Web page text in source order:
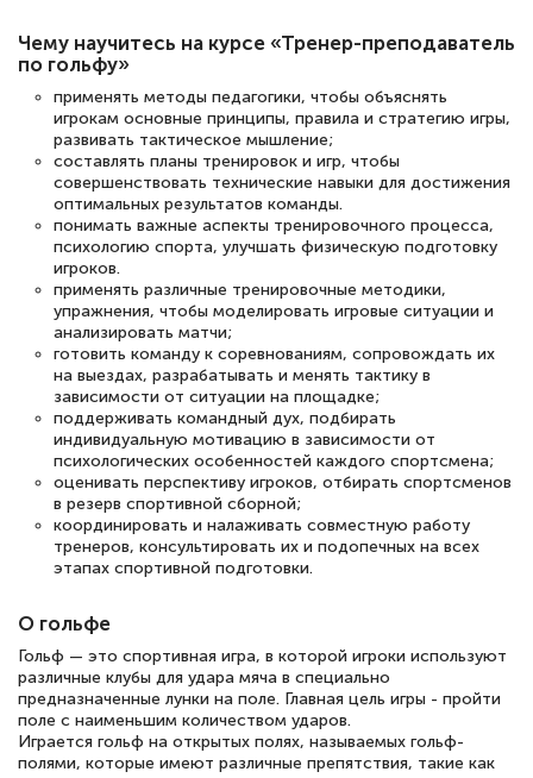
прохождения курса, удобная система
аттестации, проблем не возникло ни на
каком этапе…
Чему научитесь на курсе «Тренер-преподаватель
по гольфу»
применять методы педагогики, чтобы объяснять
игрокам основные принципы, правила и стратегию игры,
развивать тактическое мышление;
составлять планы тренировок и игр, чтобы
совершенствовать технические навыки для достижения
оптимальных результатов команды.
понимать важные аспекты тренировочного процесса,
психологию спорта, улучшать физическую подготовку
игроков.
применять различные тренировочные методики,
упражнения, чтобы моделировать игровые ситуации и
анализировать матчи;
готовить команду к соревнованиям, сопровождать их
на выездах, разрабатывать и менять тактику в
зависимости от ситуации на площадке;
поддерживать командный дух, подбирать
индивидуальную мотивацию в зависимости от
психологических особенностей каждого спортсмена;
оценивать перспективу игроков, отбирать спортсменов
в резерв спортивной сборной;
координировать и налаживать совместную работу
тренеров, консультировать их и подопечных на всех
этапах спортивной подготовки.
О гольфе
Гольф — это спортивная игра, в которой игроки используют
различные клубы для удара мяча в специально
предназначенные лунки на поле. Главная цель игры - пройти
поле с наименьшим количеством ударов.
Играется гольф на открытых полях, называемых гольф-
полями, которые имеют различные препятствия, такие как